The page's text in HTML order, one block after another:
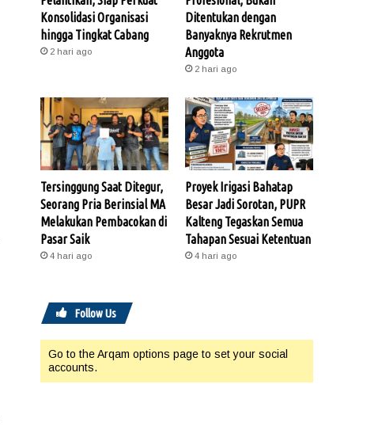
Konsolidasi Organisasi
hingga Tingkat Cabang
2 hari ago
Ditentukan dengan
Banyaknya Rekrutmen
Anggota
2 hari ago
Tersinggung Saat Ditegur,
Seorang Pria Berinsial MA
Melakukan Pembacokan di
Pasar Saik
4 hari ago
Proyek Irigasi Bahatap
Besar Jadi Sorotan, PUPR
Kalteng Tegaskan Semua
Tahapan Sesuai Ketentuan
4 hari ago
Follow Us
Go to the Arqam options page to set your social
accounts.